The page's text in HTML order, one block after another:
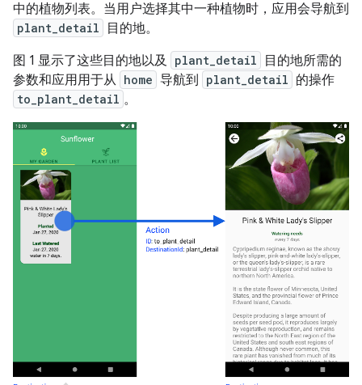
中的植物列表。当用户选择其中一种植物时，应用会导航到
plant_detail
目的地。
图 1 显示了这些目的地以及 plant_detail
目的地所需的
参数和应用用于从 home 导航到 plant_detail 的操作
to_plant_detail 。